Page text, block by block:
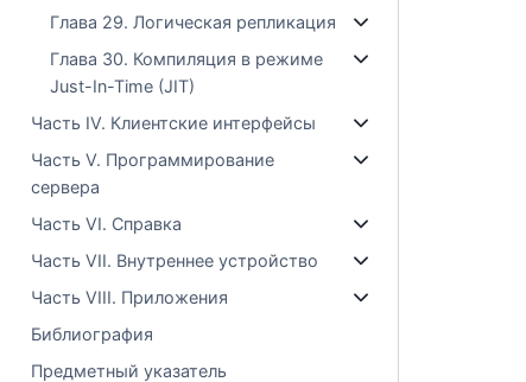
Глава 29. Логическая репликация
Глава 30. Компиляция в режиме
Just-In-Time (JIT)
Часть IV. Клиентские интерфейсы
Часть V. Программирование
сервера
Часть VI. Справка
Часть VII. Внутреннее устройство
Часть VIII. Приложения
Библиография
Предметный указатель